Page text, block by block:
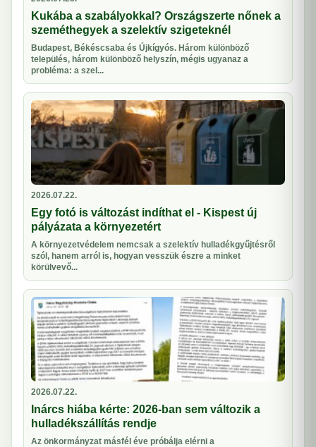
Kukába a szabályokkal? Országszerte nőnek a
szeméthegyek a szelektív szigeteknél
Budapest, Békéscsaba és Újkígyós. Három különböző
település, három különböző helyszín, mégis ugyanaz a
probléma: a szel...
2026.07.22.
Egy fotó is változást indíthat el - Kispest új
pályázata a környezetért
A környezetvédelem nemcsak a szelektív hulladékgyűjtésről
szól, hanem arról is, hogyan vesszük észre a minket
körülvevő...
2026.07.22.
Inárcs hiába kérte: 2026-ban sem változik a
hulladékszállítás rendje
Az önkormányzat másfél éve próbálja elérni a